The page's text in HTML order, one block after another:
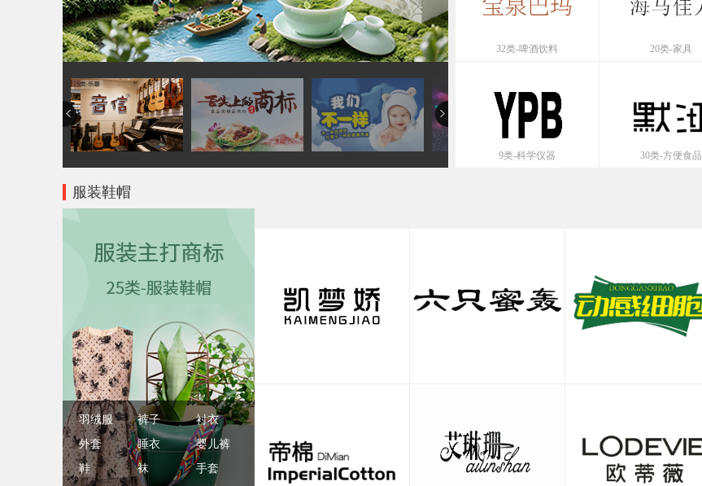
32类-啤酒饮料 20类-家具
9类-科学仪器 30类-方便食品
服装鞋帽
羽绒服 裤子
衬衣
外套
睡衣
婴儿裤
鞋
袜
手套